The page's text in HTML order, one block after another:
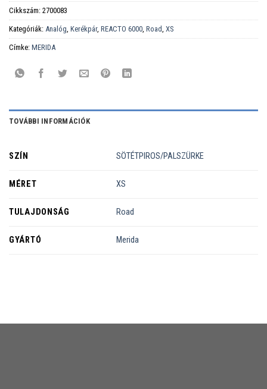
Cikkszám: 2700083
Kategóriák: Analóg Kerékpár, REACTO 6000 Road XS
Címke: MERIDA
TOVÁBBI INFORMÁCIÓK
SZÍN SÖTÉTPIROS/PALSZÜRKE
MÉRET XS
TULAJDONSÁG Road
GYÁRTÓ Merida